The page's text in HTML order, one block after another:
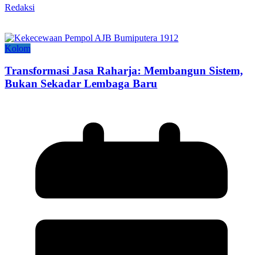
Redaksi
Kolom
Transformasi Jasa Raharja: Membangun Sistem,
Bukan Sekadar Lembaga Baru